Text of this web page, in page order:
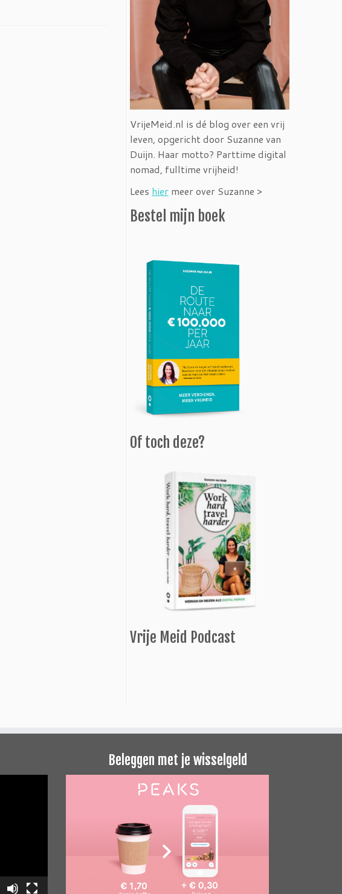
VrijeMeid.nl is dé blog over een vrij
leven, opgericht door Suzanne van
Duijn. Haar motto? Parttime digital
nomad, fulltime vrijheid!
Lees hier meer over Suzanne >
Bestel mijn boek
Of toch deze?
Vrije Meid Podcast
Beleggen met je wisselgeld